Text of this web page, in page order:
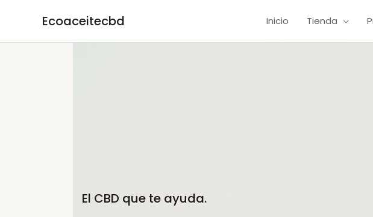
contenido
Ecoaceitecbd Inicio Tienda
El CBD que te ayuda.